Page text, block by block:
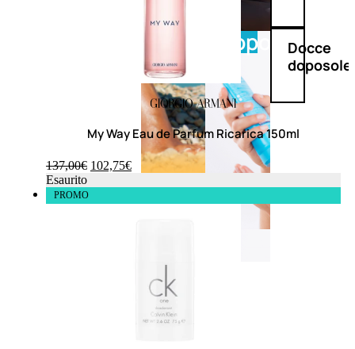
Doposole
Docce
doposole
My Way Eau de Parfum Ricarica 150ml
137,00€ 102,75€
Esaurito
PROMO